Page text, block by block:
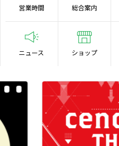
営業時間 総合案内
ニュース ショップ